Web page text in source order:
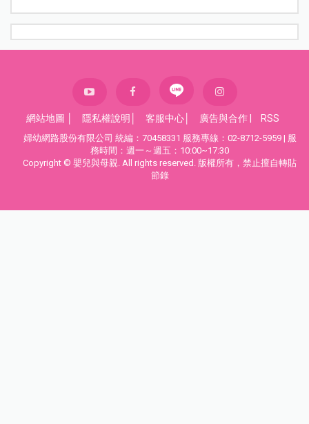
網站地圖 隱私權說明 客服中心 廣告與合作 RSS
婦幼網路股份有限公司 統編：70458331 服務專線：02-8712-5959 | 服
務時間：週一～週五：10:00~17:30
Copyright © 嬰兒與母親. All rights reserved. 版權所有，禁止擅自轉貼
節錄